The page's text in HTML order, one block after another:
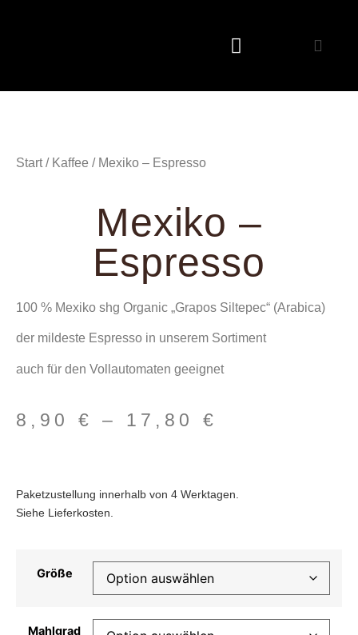
Start/ Kaffee / Mexiko – Espresso
Mexiko –
Espresso
100 % Mexiko shg Organic „Grapos Siltepec“ (Arabica)
der mildeste Espresso in unserem Sortiment
auch für den Vollautomaten geeignet
8,90 € – 17,80€
Paketzustellung innerhalb von 4 Werktagen.
Siehe Lieferkosten.
Größe
Mahlgrad